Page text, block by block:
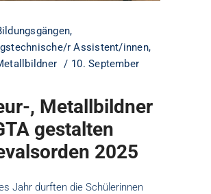
,
r Assistent/innen,
10. September
, Metallbildner
gestalten
2025
Jahr durften die Schülerinnen